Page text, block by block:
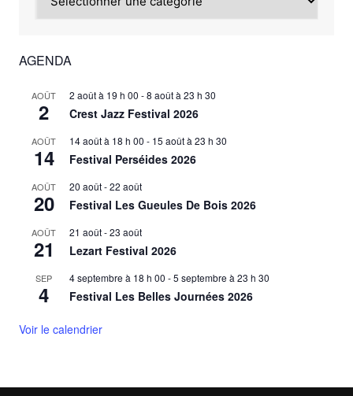
AGENDA
AOÛT
2
2 août à 19 h 00 -8 août à 23 h 30
Crest Jazz Festival 2026
AOÛT
14
14 août à 18 h 00 - 15 août à 23 h 30
Festival Perséides 2026
AOÛT
20
20 août-22 août
Festival Les Gueules De Bois 2026
AOÛT
21
21 août-23 août
Lezart Festival 2026
SEP
4
4 septembre à 18 h 00 -5 septembre à 23 h 30
Festival Les Belles Journées 2026
Voir le calendrier